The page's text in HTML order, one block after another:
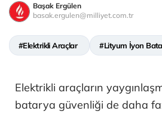
Başak Ergülen
basak.ergulen@milliyet.com.tr
#Elektrikli Araçlar #Lityum İyon
Elektrikli araçların
batarya güvenliği de daha